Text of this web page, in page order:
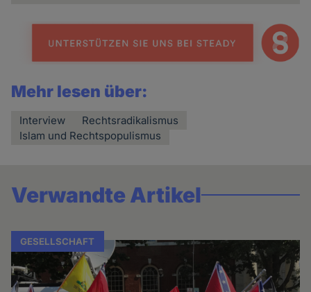
Mehr lesen über:
Interview
Rechtsradikalismus
Islam und Rechtspopulismus
Verwandte Artikel
GESELLSCHAFT